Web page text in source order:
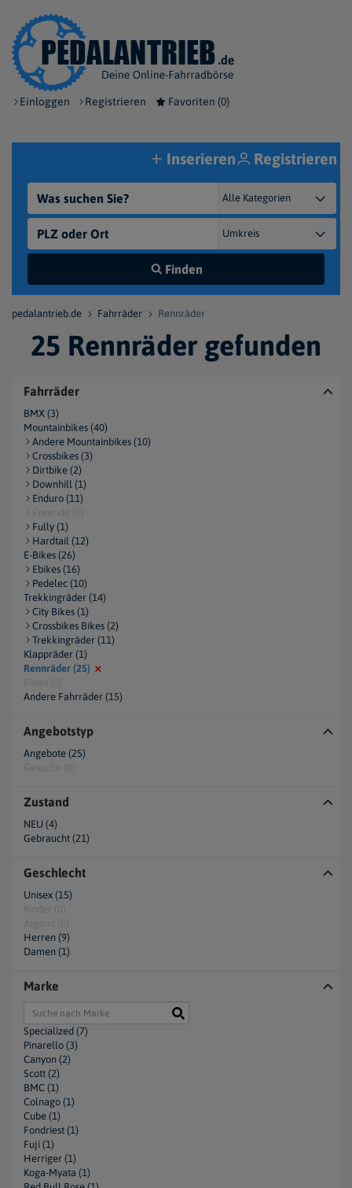
Einloggen Registrieren Favoriten (0)
Finden
Inserieren Registrieren
pedalantrieb.de Fahrräder Rennräder
25 Rennräder gefunden
Fahrräder
BMX (3)
Mountainbikes (40)
Andere Mountainbikes (10)
Crossbikes (3)
Dirtbike (2)
Downhill (1)
Enduro (11)
Fully (1)
Hardtail (12)
E-Bikes (26)
Ebikes (16)
Pedelec (10)
Trekkingräder (14)
City Bikes (1)
Crossbikes Bikes (2)
Trekkingräder (11)
Klappräder (1)
Rennräder (25)
Andere Fahrräder (15)
Angebotstyp
Angebote (25)
Zustand
NEU (4)
Gebraucht (21)
Geschlecht
Unisex (15)
Herren (9)
Damen (1)
Marke
Specialized (7)
Pinarello (3)
Canyon (2)
Scott (2)
BMC (1)
Colnago (1)
Cube (1)
Fondriest (1)
Fuji (1)
Herriger (1)
Koga-Myata (1)